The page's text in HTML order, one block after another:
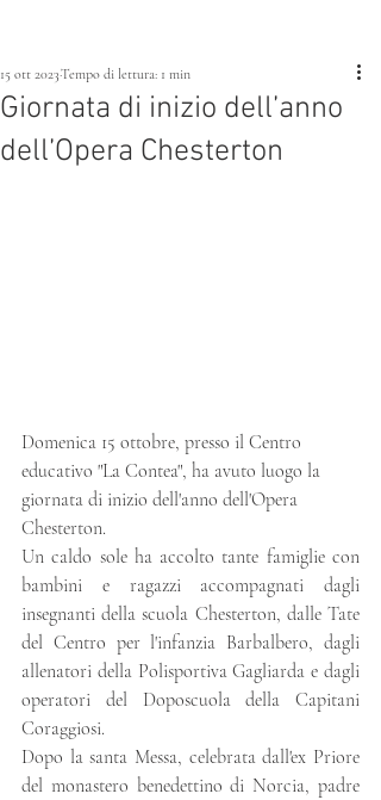
Giornata di inizio dell’anno
dell’Opera Chesterton
15 ott 2023Tempo di lettura: 1 min
Domenica 15 ottobre, presso il Centro
educativo "La Contea", ha avuto luogo la
giornata di inizio dell'anno dell'Opera
Chesterton.
Un caldo sole ha accolto tante famiglie con
bambini e ragazzi accompagnati dagli
insegnanti della scuola Chesterton, dalle Tate
del Centro per l'infanzia Barbalbero, dagli
allenatori della Polisportiva Gagliarda e dagli
operatori del Doposcuola della Capitani
Coraggiosi.
Dopo la santa Messa, celebrata dall'ex Priore
del monastero benedettino di Norcia, padre